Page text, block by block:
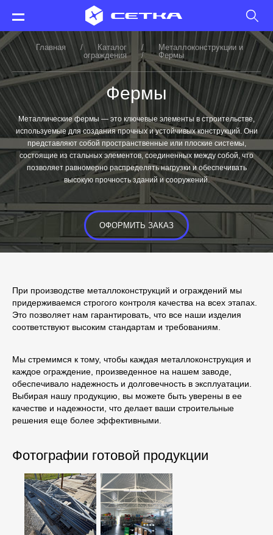
Главная / Каталог /
Металлоконструкции и
ограждения
/ Фермы
Фермы
Металлические фермы — это ключевые элементы в строительстве,
используемые для создания прочных и устойчивых конструкций. Они
представляют собой пространственные или плоские системы,
состоящие из стальных элементов, соединенных между собой, что
позволяет равномерно распределять нагрузки и обеспечивать
высокую прочность зданий и сооружений.
ОФОРМИТЬ ЗАКАЗ
При производстве металлоконструкций и ограждений мы
придерживаемся строгого контроля качества на всех этапах.
Это позволяет нам гарантировать, что все наши изделия
соответствуют высоким стандартам и требованиям.
Мы стремимся к тому, чтобы каждая металлоконструкция и
каждое ограждение, произведенное на нашем заводе,
обеспечивало надежность и долговечность в эксплуатации.
Выбирая нашу продукцию, вы можете быть уверены в ее
качестве и надежности, что делает ваши строительные
решения еще более эффективными.
Фотографии готовой продукции